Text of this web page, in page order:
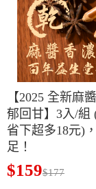
【2025 全新麻
郁回甘】3入/組
省下超多18元)
足！
$159$177